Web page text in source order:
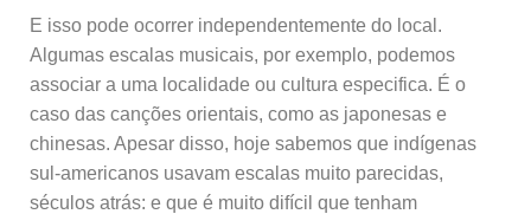
E isso pode ocorrer independentemente do local.
Algumas escalas musicais, por exemplo, podemos
associar a uma localidade ou cultura especifica. É o
caso das canções orientais, como as japonesas e
chinesas. Apesar disso, hoje sabemos que indígenas
sul-americanos usavam escalas muito parecidas,
séculos atrás: e que é muito difícil que tenham